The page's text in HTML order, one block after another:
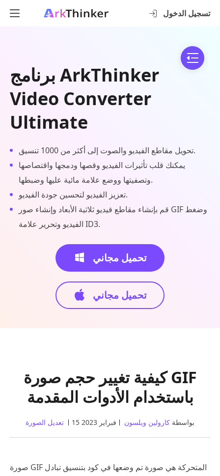
تسجيل الدخول
برنامج ArkThinker
Video Converter
Ultimate
تحويل مقاطع الفيديو والصوت إلى أكثر من 1000 تنسيق.
يمكنك قلب تأثيرات الفيديو وقصها ودمجها واقتصاصها
وتصفيتها ووضع علامة مائية عليها وضبطها.
تعزيز الفيديو لتحسين جودة الفيديو.
قم بإنشاء مقاطع فيديو ثلاثية الأبعاد وإنشاء صور GIF وضغط
الفيديو وتحرير علامة ID3.
تحميل مجاني
تحميل مجاني
كيفية تغيير حجم صورة GIF
باستخدام الأدوات المقدمة
بواسطة كارولين ويلسون 15 فبراير 2023 تعديل الصورة
صورة GIF المتحركة هي صورة تم وضعها في كود بتنسيق تبادل